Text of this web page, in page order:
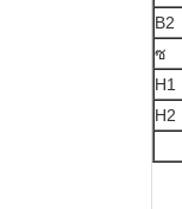
B2
ซ
H1
H2